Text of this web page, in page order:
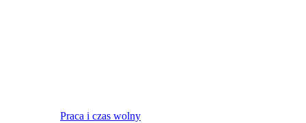
Praca i czas wolny